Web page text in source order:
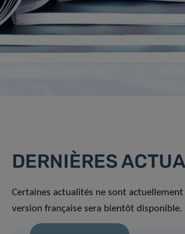
DERNIÈRES
Certaines actualités ne sont actuellement
version française sera bientôt disponible.